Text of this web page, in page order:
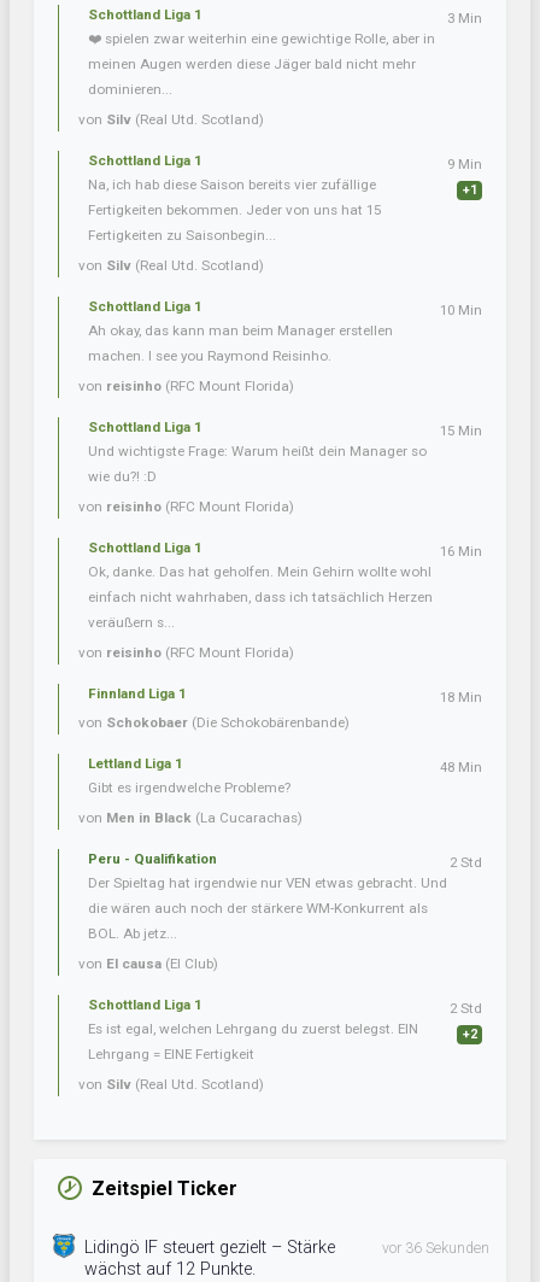
Schottland Liga 1
❤️ spielen zwar weiterhin eine gewichtige Rolle, aber in
meinen Augen werden diese Jäger bald nicht mehr
dominieren...
von Silv (Real Utd. Scotland)
3 Min
Schottland Liga 1
Na, ich hab diese Saison bereits vier zufällige
Fertigkeiten bekommen. Jeder von uns hat 15
Fertigkeiten zu Saisonbegin...
von Silv (Real Utd. Scotland)
9 Min
+1
Schottland Liga 1
Ah okay, das kann man beim Manager erstellen
machen. I see you Raymond Reisinho.
von reisinho (RFC Mount Florida)
10 Min
Schottland Liga 1
Und wichtigste Frage: Warum heißt dein Manager so
wie du?! :D
von reisinho (RFC Mount Florida)
15 Min
Schottland Liga 1
Ok, danke. Das hat geholfen. Mein Gehirn wollte wohl
einfach nicht wahrhaben, dass ich tatsächlich Herzen
veräußern s...
von reisinho (RFC Mount Florida)
16 Min
Finnland Liga 1
von Schokobaer (Die Schokobärenbande)
18 Min
Lettland Liga 1
Gibt es irgendwelche Probleme?
von Men in Black (La Cucarachas)
48 Min
Peru - Qualifikation
Der Spieltag hat irgendwie nur VEN etwas gebracht. Und
die wären auch noch der stärkere WM-Konkurrent als
BOL. Ab jetz...
von El causa (El Club)
2 Std
Schottland Liga 1
Es ist egal, welchen Lehrgang du zuerst belegst. EIN
Lehrgang = EINE Fertigkeit
von Silv (Real Utd. Scotland)
2 Std
+2
Zeitspiel Ticker
Lidingö IF steuert gezielt – Stärke
wächst auf 12 Punkte.
vor 36 Sekunden